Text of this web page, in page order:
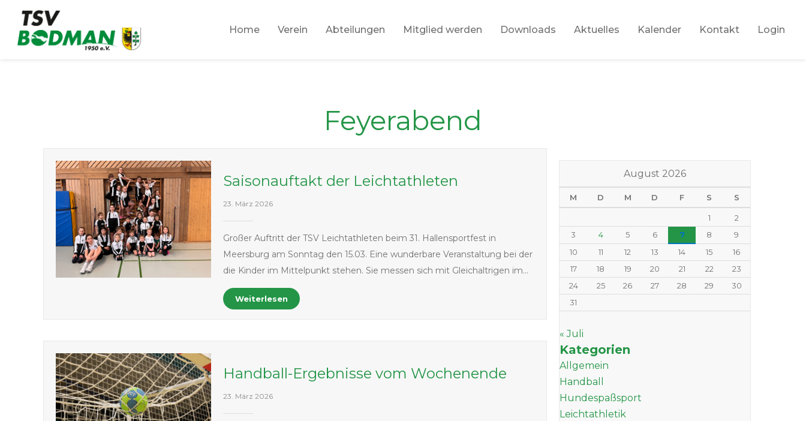
Zum
Inhalt
springen
Home Verein Abteilungen Mitglied werden Downloads Aktuelles Kalender Kontakt Login
Feyerabend
Saisonauftakt der Leichtathleten
23. März 2026
Großer Auftritt der TSV Leichtathleten beim 31. Hallensportfest in
Meersburg am Sonntag den 15.03. Eine wunderbare Veranstaltung bei der
die Kinder im Mittelpunkt stehen. Sie messen sich mit Gleichaltrigen im…
Weiterlesen
Handball-Ergebnisse vom Wochenende
23. März 2026
August 2026
M D M D F S S
1
2
3
4 5 6 7 8
9
10
11 12 13 14 15
16
17
18 19 20 21 22
23
24
25 26 27 28 29
30
31
« Juli
Kategorien
Allgemein
Handball
Hundespaßsport
Leichtathletik